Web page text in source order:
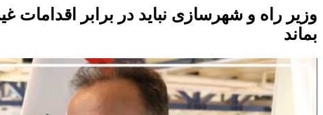
وزیر راه و شهرسازی نباید در برابر
بماند